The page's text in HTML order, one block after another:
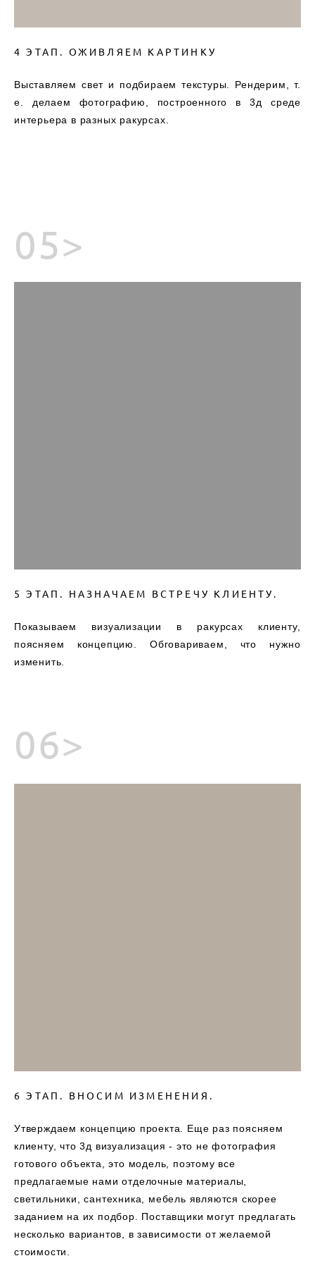
4 ЭТАП. ОЖИВЛЯЕМ КАРТИНКУ
Выставляем свет и подбираем текстуры. Рендерим, т.
е. делаем фотографию, построенного в 3д среде
интерьера в разных ракурсах.
05>
5 ЭТАП. НАЗНАЧАЕМ ВСТРЕЧУ КЛИЕНТУ.
Показываем визуализации в ракурсах клиенту,
поясняем концепцию. Обговариваем, что нужно
изменить.
06>
6 ЭТАП. ВНОСИМ ИЗМЕНЕНИЯ.
Утверждаем концепцию проекта. Еще раз поясняем
клиенту, что 3д визуализация - это не фотография
готового объекта, это модель, поэтому все
предлагаемые нами отделочные материалы,
светильники, сантехника, мебель являются скорее
заданием на их подбор. Поставщики могут предлагать
несколько вариантов, в зависимости от желаемой
стоимости.